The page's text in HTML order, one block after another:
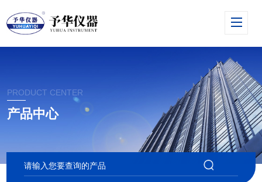
PRODUCT CENTER
产品中心